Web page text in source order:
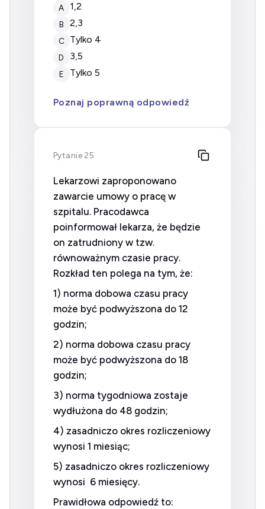
A 1,2
B 2,3
C tylko 4
D 3,5
E tylko 5
Poznaj poprawną odpowiedź
Pytanie 25
Lekarzowi zaproponowano
zawarcie umowy o pracę w
szpitalu. Pracodawca
poinformował lekarza, że będzie
on zatrudniony w tzw.
równoważnym czasie pracy.
Rozkład ten polega na tym, że:
1) norma dobowa czasu pracy
może być podwyższona do 12
godzin;
2) norma dobowa czasu pracy
może być podwyższona do 18
godzin;
3) norma tygodniowa zostaje
wydłużona do 48 godzin;
4) zasadniczo okres rozliczeniowy
wynosi 1 miesiąc;
5) zasadniczo okres rozliczeniowy
wynosi 6 miesięcy.
Prawidłowa odpowiedź to: